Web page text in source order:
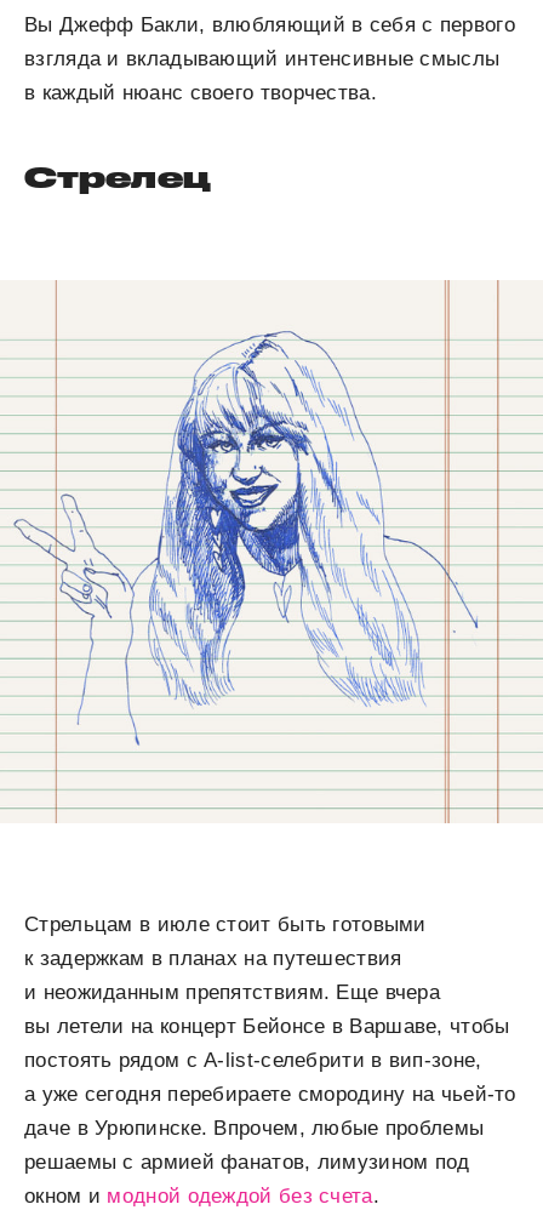
Вы Джефф Бакли, влюбляющий в себя с первого
взгляда и вкладывающий интенсивные смыслы
в каждый нюанс своего творчества.
Стрелец
Стрельцам в июле стоит быть готовыми
к задержкам в планах на путешествия
и неожиданным препятствиям. Еще вчера
вы летели на концерт Бейонсе в Варшаве, чтобы
постоять рядом с A-list-селебрити в вип-зоне,
а уже сегодня перебираете смородину на чьей-то
даче в Урюпинске. Впрочем, любые проблемы
решаемы с армией фанатов, лимузином под
окном и модной одеждой без счета.